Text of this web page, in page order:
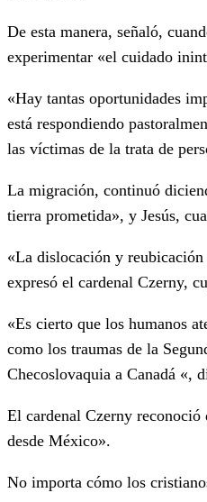
De esta manera, señaló,
experimentar «el cuidado
«Hay tantas oportunidades
está respondiendo
las víctimas de la trata de
La migración, continuó
tierra prometida», y Jesús,
«La dislocación y reubicación
expresó el cardenal Czerny,
«Es cierto que los humanos
como los traumas de la
Checoslovaquia a Canadá «,
El cardenal Czerny reconoció
desde México».
No importa cómo los